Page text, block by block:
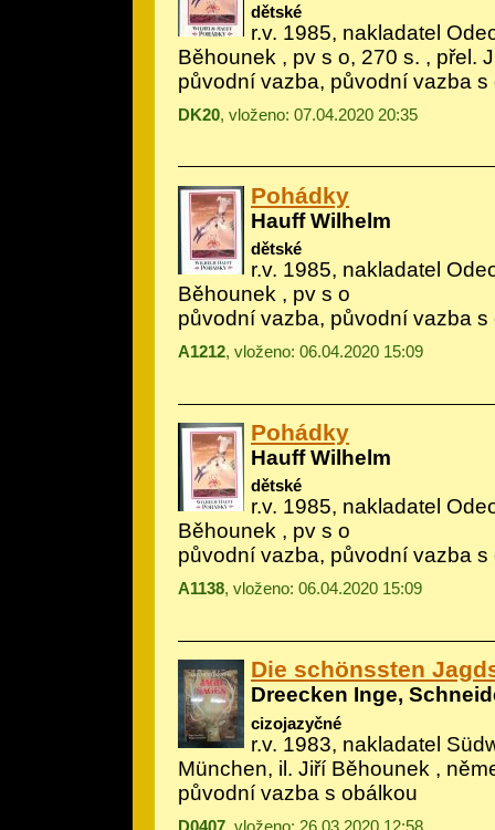
dětské
r.v. 1985, nakladatel
Běhounek , pv s o, 270 s. , přel.
původní vazba, původní vazba s
DK20, vloženo: 07.04.2020 20:35
Pohádky
Hauff Wilhelm
dětské
r.v. 1985, nakladatel
Běhounek , pv s o
původní vazba, původní vazba s
A1212, vloženo: 06.04.2020 15:09
Pohádky
Hauff Wilhelm
dětské
r.v. 1985, nakladatel
Běhounek , pv s o
původní vazba, původní vazba s
A1138, vloženo: 06.04.2020 15:09
Die schönssten
Dreecken Inge,
cizojazyčné
r.v. 1983, nakladatel
München, il. Jiří Běhounek ,
původní vazba s obálkou
D0407, vloženo: 26.03.2020 12:58